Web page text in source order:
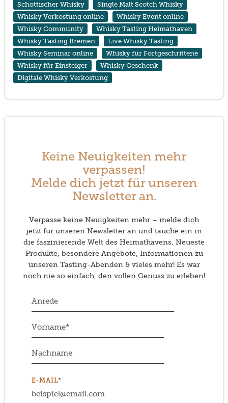
Schottischer Whisky
Single Malt Scotch Whisky
Whisky Verkostung online
Whisky Event online
Whisky Community
Whisky Tasting Heimathaven
Whisky Tasting Bremen
Live Whisky Tasting
Whisky Seminar online
Whisky für Fortgeschrittene
Whisky für Einsteiger
Whisky Geschenk
Digitale Whisky Verkostung
Keine Neuigkeiten mehr
verpassen!
Melde dich jetzt für unseren
Newsletter an.
Verpasse keine Neuigkeiten mehr – melde dich
jetzt für unseren Newsletter an und tauche ein in
die faszinierende Welt des Heimathavens. Neueste
Produkte, besondere Angebote, Informationen zu
unseren Tasting-Abenden & vieles mehr! Es war
noch nie so einfach, den vollen Genuss zu erleben!
E-MAIL*